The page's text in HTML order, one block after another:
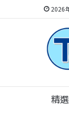
2026
精選